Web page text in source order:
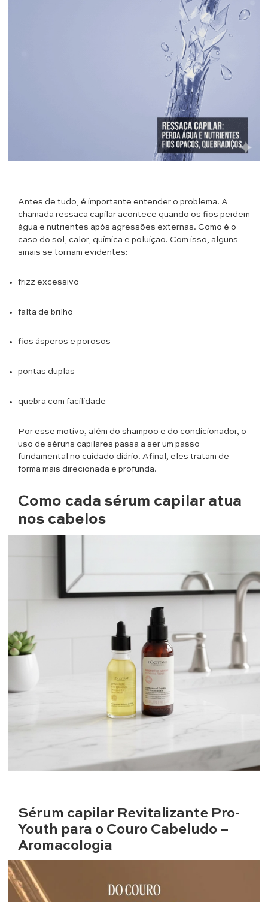
Antes de tudo, é importante entender o problema. A
chamada ressaca capilar acontece quando os fios perdem
água e nutrientes após agressões externas. Como é o
caso do sol, calor, química e poluição. Com isso, alguns
sinais se tornam evidentes:
frizz excessivo
falta de brilho
fios ásperos e porosos
pontas duplas
quebra com facilidade
Por esse motivo, além do shampoo e do condicionador, o
uso de séruns capilares passa a ser um passo
fundamental no cuidado diário. Afinal, eles tratam de
forma mais direcionada e profunda.
Como cada sérum capilar atua
nos cabelos
Sérum capilar Revitalizante Pro-
Youth para o Couro Cabeludo –
Aromacologia